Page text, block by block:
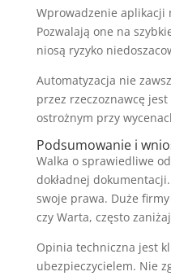
Wprowadzenie
Pozwalają one na
niosą ryzyko
Automatyzacja nie
przez rzeczoznawcę
ostrożnym przy
Podsumowanie i
Walka o sprawiedliwe
dokładnej
swoje prawa. Duże
czy Warta, często
Opinia techniczna jest
ubezpieczycielem. Nie